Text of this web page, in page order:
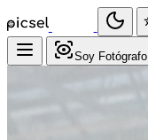
Soy Fotógrafo